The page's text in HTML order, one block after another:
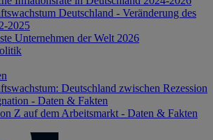
Deutschland - Veränderung des
2025
Unternehmen der Welt 2026
Deutschland zwischen Rezession
- Daten & Fakten
Z auf dem Arbeitsmarkt - Daten & Fakten